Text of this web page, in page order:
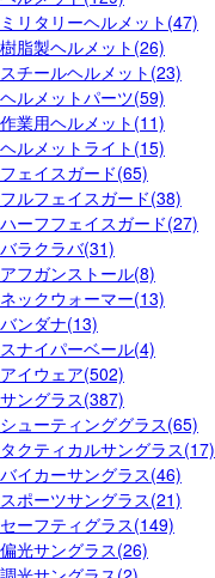
ミリタリーヘルメット(47)
樹脂製ヘルメット(26)
スチールヘルメット(23)
ヘルメットパーツ(59)
作業用ヘルメット(11)
ヘルメットライト(15)
フェイスガード(65)
フルフェイスガード(38)
ハーフフェイスガード(27)
バラクラバ(31)
アフガンストール(8)
ネックウォーマー(13)
バンダナ(13)
スナイパーベール(4)
アイウェア(502)
サングラス(387)
シューティンググラス(65)
タクティカルサングラス(17)
バイカーサングラス(46)
スポーツサングラス(21)
セーフティグラス(149)
偏光サングラス(26)